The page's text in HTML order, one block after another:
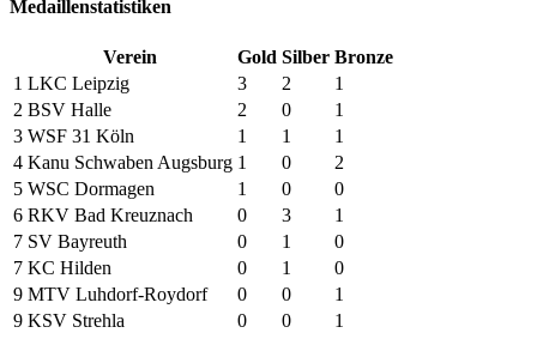
Medaillenstatistiken
Verein Gold Silber Bronze
1 LKC Leipzig 3 2
1
2 BSV Halle 2 0
1
3 WSF 31 Köln 1 1
1
4 Kanu Schwaben Augsburg 1 0
2
5 WSC Dormagen 1 0
0
6 RKV Bad Kreuznach 0 3
1
7 SV Bayreuth 0 1
0
7 KC Hilden 0 1
0
9 MTV Luhdorf-Roydorf 0 0
1
9 KSV Strehla 0 0 1